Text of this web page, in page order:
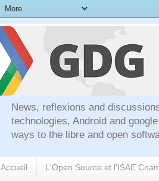
News, reflexions and
technologies, Android and
ways to the libre and open
Accueil L'Open Source et l'ISAE